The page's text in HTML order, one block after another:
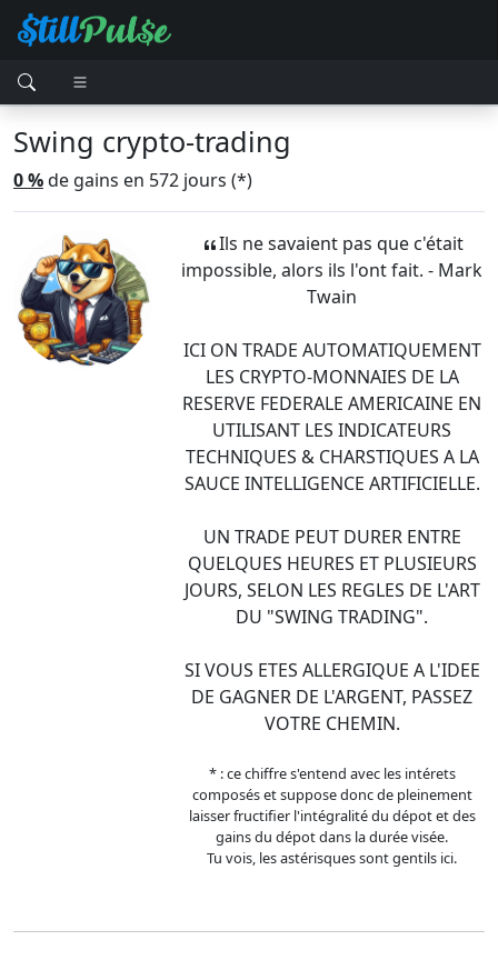
Swing crypto-trading
0 %de gains en 572 jours (*)
Ils ne savaient pas que c'était
impossible, alors ils l'ont fait. - Mark
Twain
ICI ON TRADE AUTOMATIQUEMENT
LES CRYPTO-MONNAIES DE LA
RESERVE FEDERALE AMERICAINE EN
UTILISANT LES INDICATEURS
TECHNIQUES & CHARSTIQUES A LA
SAUCE INTELLIGENCE ARTIFICIELLE.
UN TRADE PEUT DURER ENTRE
QUELQUES HEURES ET PLUSIEURS
JOURS, SELON LES REGLES DE L'ART
DU "SWING TRADING".
SI VOUS ETES ALLERGIQUE A L'IDEE
DE GAGNER DE L'ARGENT, PASSEZ
VOTRE CHEMIN.
* : ce chiffre s'entend avec les intérets
composés et suppose donc de pleinement
laisser fructifier l'intégralité du dépot et des
gains du dépot dans la durée visée.
Tu vois, les astérisques sont gentils ici.